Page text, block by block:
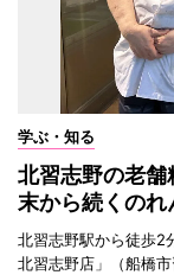
学ぶ・知る
北習志野の老
末から続くのれ
北習志野駅から徒歩2
北習志野店」（船橋